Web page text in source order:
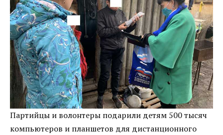
Партийцы и волонтеры подарили детям 500 тысяч
компьютеров и планшетов для дистанционного